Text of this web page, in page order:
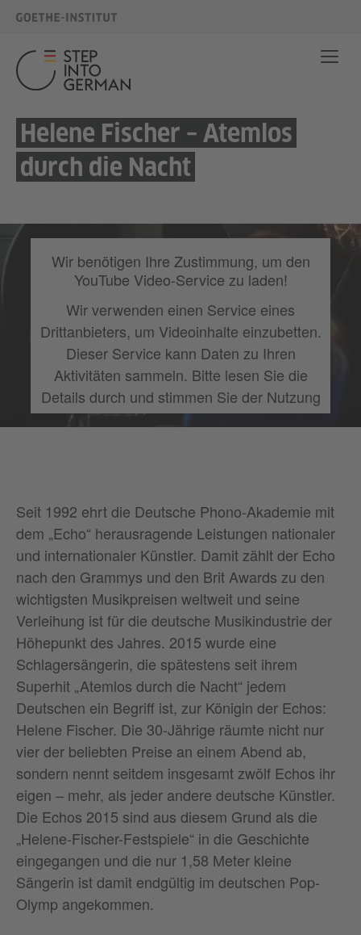
Helene Fischer – Atemlos
durch die Nacht
Wir benötigen Ihre Zustimmung, um den
YouTube Video-Service zu laden!
Wir verwenden einen Service eines
Drittanbieters, um Videoinhalte einzubetten.
Dieser Service kann Daten zu Ihren
Aktivitäten sammeln. Bitte lesen Sie die
Details durch und stimmen Sie der Nutzung
des Service zu, um dieses Video
Seit 1992 ehrt die Deutsche Phono-Akademie mit
dem „Echo“ herausragende Leistungen nationaler
und internationaler Künstler. Damit zählt der Echo
nach den Grammys und den Brit Awards zu den
wichtigsten Musikpreisen weltweit und seine
Verleihung ist für die deutsche Musikindustrie der
Höhepunkt des Jahres. 2015 wurde eine
Schlagersängerin, die spätestens seit ihrem
Superhit „Atemlos durch die Nacht“ jedem
Deutschen ein Begriff ist, zur Königin der Echos:
Helene Fischer. Die 30-Jährige räumte nicht nur
vier der beliebten Preise an einem Abend ab,
sondern nennt seitdem insgesamt zwölf Echos ihr
eigen – mehr, als jeder andere deutsche Künstler.
Die Echos 2015 sind aus diesem Grund als die
„Helene-Fischer-Festspiele“ in die Geschichte
eingegangen und die nur 1,58 Meter kleine
Sängerin ist damit endgültig im deutschen Pop-
Olymp angekommen.